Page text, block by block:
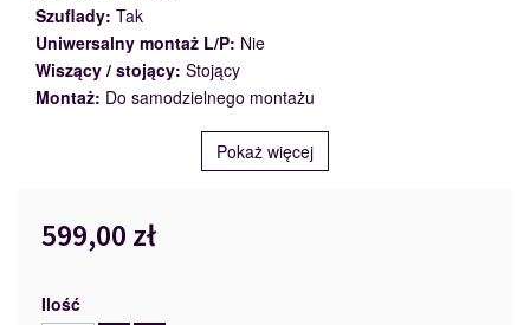
Szuflady: Tak
Uniwersalny montaż L/P: Nie
Wiszący / stojący: Stojący
Montaż: Do samodzielnego montażu
Pokaż więcej
599,00 zł
Ilość